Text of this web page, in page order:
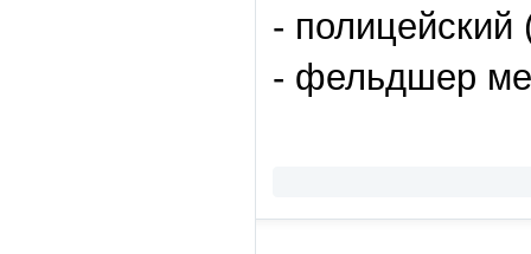
- полицейский
- фельдшер